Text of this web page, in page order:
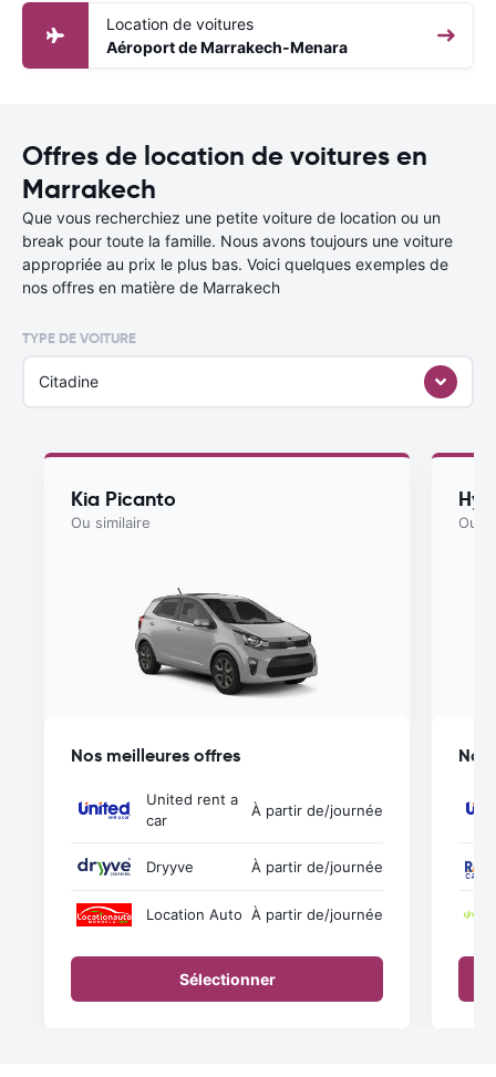
Location de voitures
Aéroport de Marrakech-Menara
Offres de location de voitures en
Marrakech
Que vous recherchiez une petite voiture de location ou un
break pour toute la famille. Nous avons toujours une voiture
appropriée au prix le plus bas. Voici quelques exemples de
nos offres en matière de Marrakech
TYPE DE VOITURE
Citadine
Kia Picanto
Ou similaire
Nos meilleures offres
United rent a
car
À partir de/journée
Dryyve À partir de/journée
Location Auto À partir de/journée
Sélectionner
Ou
Nos